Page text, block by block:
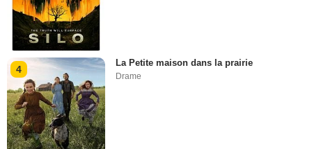
4
La Petite maison dans la prairie
Drame